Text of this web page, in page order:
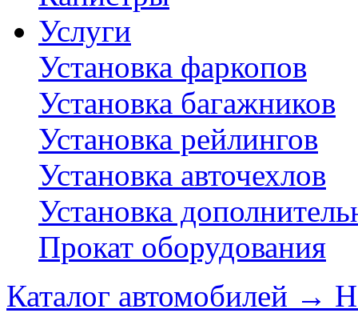
Услуги
Установка фаркопов
Установка багажников
Установка рейлингов
Установка авточехлов
Установка
Прокат оборудования
Каталог автомобилей →